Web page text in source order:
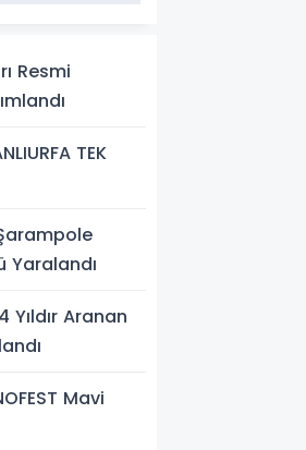
Resmi
TEK
Yaralandı
Yıldır Aranan
Mavi